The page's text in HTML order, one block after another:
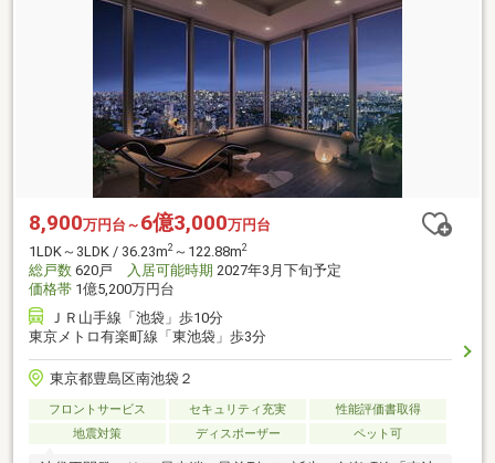
8,900万円台～ 6億3,000万円台
1LDK～3LDK / 36.23m2 ～122.88m2
総戸数 620戸 入居可能時期 2027年3月下旬予定
価格帯 1億5,200万円台
ＪＲ山手線「池袋」歩10分
東京メトロ有楽町線「東池袋」歩3分
東京都豊島区南池袋２
フロントサービス セキュリティ充実
性能評価書取得
地震対策
ディスポーザー ペット可